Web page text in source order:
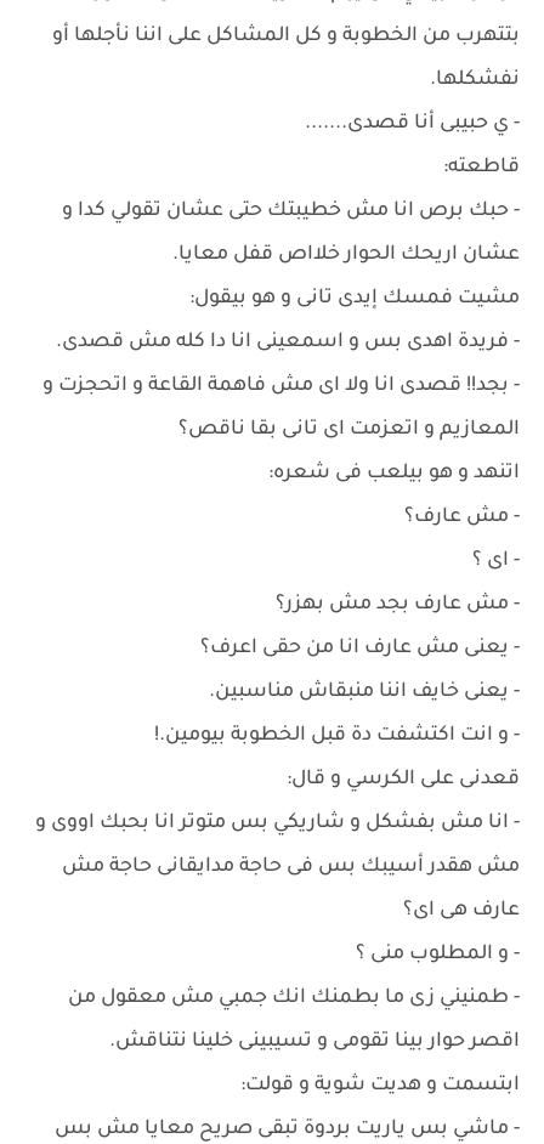
بتتهرب من الخطوبة و كل المشاكل على اننا نأجلها أو
نفشكلها.
- ي حبيبى أنا قصدى.......
قاطعته:
- حبك برص انا مش خطيبتك حتى عشان تقولي كدا و
عشان اريحك الحوار خلااص قفل معايا.
مشيت فمسك إيدى تانى و هو بيقول:
- فريدة اهدى بس و اسمعينى انا دا كله مش قصدى.
- بجد!! قصدى انا ولا اى مش فاهمة القاعة و اتحجزت و
المعازيم و اتعزمت اى تانى بقا ناقص؟
اتنهد و هو بيلعب فى شعره:
- مش عارف؟
- اى ؟
- مش عارف بجد مش بهزر؟
- يعنى مش عارف انا من حقى اعرف؟
- يعنى خايف اننا منبقاش مناسبين.
- و انت اكتشفت دة قبل الخطوبة بيومين.!
قعدنى على الكرسي و قال:
- انا مش بفشكل و شاريكي بس متوتر انا بحبك اووى و
مش هقدر أسيبك بس فى حاجة مدايقانى حاجة مش
عارف هى اى؟
- و المطلوب منى ؟
- طمنيني زى ما بطمنك انك جمبي مش معقول من
اقصر حوار بينا تقومى و تسيبينى خلينا نتناقش.
ابتسمت و هديت شوية و قولت:
- ماشي بس ياريت بردوة تبقى صريح معايا مش بس